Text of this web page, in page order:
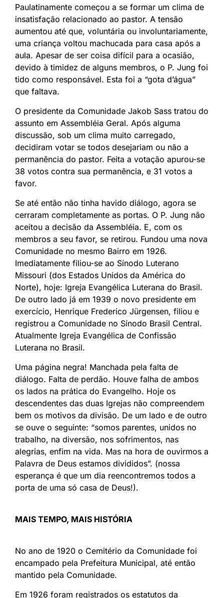
Paulatinamente começou a se formar um clima de
insatisfação relacionado ao pastor. A tensão
aumentou até que, voluntária ou involuntariamente,
uma criança voltou machucada para casa após a
aula. Apesar de ser coisa difícil para a ocasião,
devido à timidez de alguns membros, o P. Jung foi
tido como responsável. Esta foi a “gota d’água”
que faltava.
O presidente da Comunidade Jakob Sass tratou do
assunto em Assembléia Geral. Após alguma
discussão, sob um clima muito carregado,
decidiram votar se todos desejariam ou não a
permanência do pastor. Feita a votação apurou-se
38 votos contra sua permanência, e 31 votos a
favor.
Se até então não tinha havido diálogo, agora se
cerraram completamente as portas. O P. Jung não
aceitou a decisão da Assembléia. E, com os
membros a seu favor, se retirou. Fundou uma nova
Comunidade no mesmo Bairro em 1926.
Imediatamente filiou-se ao Sínodo Luterano
Missouri (dos Estados Unidos da América do
Norte), hoje: Igreja Evangélica Luterana do Brasil.
De outro lado já em 1939 o novo presidente em
exercício, Henrique Frederico Jürgensen, filiou e
registrou a Comunidade no Sínodo Brasil Central.
Atualmente Igreja Evangélica de Confissão
Luterana no Brasil.
Uma página negra! Manchada pela falta de
diálogo. Falta de perdão. Houve falha de ambos
os lados na prática do Evangelho. Hoje os
descendentes das duas Igrejas não compreendem
bem os motivos da divisão. De um lado e de outro
se ouve o seguinte: “somos parentes, unidos no
trabalho, na diversão, nos sofrimentos, nas
alegrias, enfim na vida. Mas na hora de ouvirmos a
Palavra de Deus estamos divididos”. (nossa
esperança é que um dia reencontremos todos a
porta de uma só casa de Deus!).
MAIS TEMPO, MAIS HISTÓRIA
No ano de 1920 o Cemitério da Comunidade foi
encampado pela Prefeitura Municipal, até então
mantido pela Comunidade.
Em 1926 foram registrados os estatutos da